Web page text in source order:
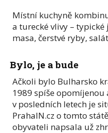
Místní kuchyně
a turecké vlivy –
masa, čerstvé ryby,
Bylo, je a bude
Ačkoli bylo Bulharsko
1989 spíše
v posledních letech je
PrahaIN.cz o tomto
obyvateli napsala už